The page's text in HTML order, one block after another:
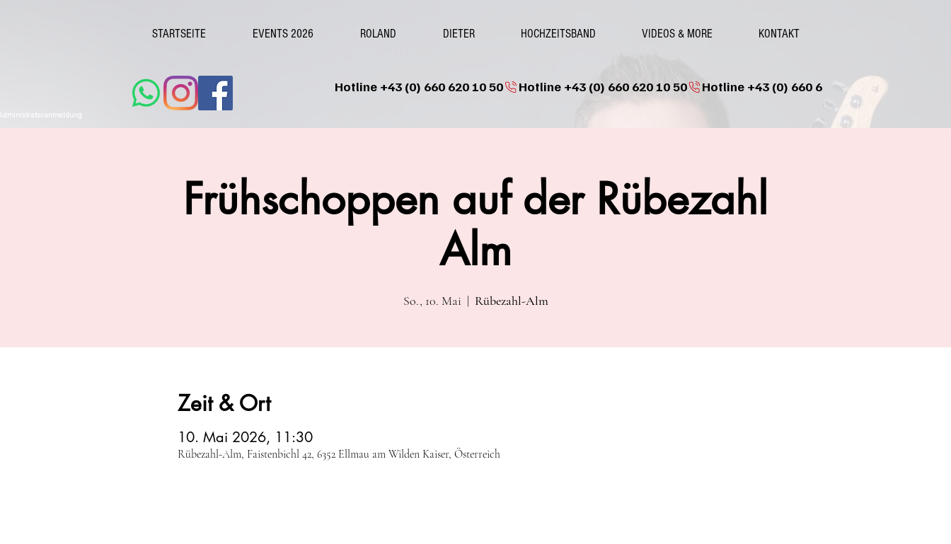
STARTSEITE EVENTS 2026 ROLAND DIETER HOCHZEITSBAND VIDEOS & MORE KONTAKT
Hotline +43 (0) 660 620 10 50
Frühschoppen auf der Rübezahl
Alm
So., 10. Mai
  |
Rübezahl-Alm
Zeit & Ort
10. Mai 2026, 11:30
Rübezahl-Alm, Faistenbichl 42, 6352 Ellmau am Wilden Kaiser, Österreich